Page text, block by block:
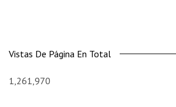
Vistas De Página En Total
1,261,970